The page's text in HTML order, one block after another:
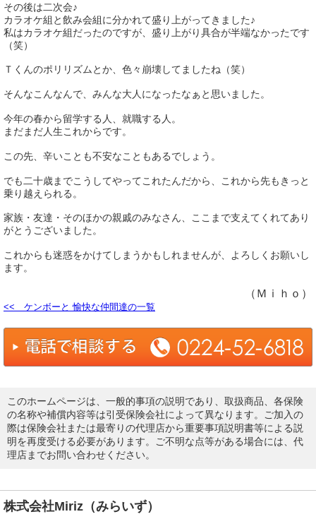
その後は二次会♪
カラオケ組と飲み会組に分かれて盛り上がってきました♪
私はカラオケ組だったのですが、盛り上がり具合が半端なかったです
（笑）
Ｔくんのポリリズムとか、色々崩壊してましたね（笑）
そんなこんなんで、みんな大人になったなぁと思いました。
今年の春から留学する人、就職する人。
まだまだ人生これからです。
この先、辛いことも不安なこともあるでしょう。
でも二十歳までこうしてやってこれたんだから、これから先もきっと
乗り越えられる。
家族・友達・そのほかの親戚のみなさん、ここまで支えてくれてあり
がとうございました。
これからも迷惑をかけてしまうかもしれませんが、よろしくお願いし
ます。
（Ｍｉｈｏ）
<< ケンボーと 愉快な仲間達の一覧
このホームページは、一般的事項の説明であり、取扱商品、各保険
の名称や補償内容等は引受保険会社によって異なります。ご加入の
際は保険会社または最寄りの代理店から重要事項説明書等による説
明を再度受ける必要があります。ご不明な点等がある場合には、代
理店までお問い合わせください。
株式会社Miriz（みらいず）